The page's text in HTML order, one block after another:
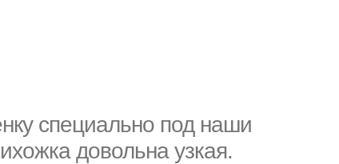
специально под наши
довольна узкая.